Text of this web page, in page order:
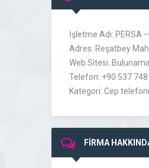
İşletme Adı: PERSA
Adres: Reşatbey
Web Sitesi:
Telefon: +90 537 748
Kategori: Cep
FİRMA